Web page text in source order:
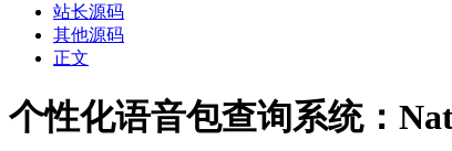
站长源码
其他源码
正文
个性化语音包查询系统：